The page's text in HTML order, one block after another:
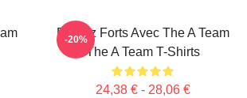
Restez Forts Avec The A Team
The A Team T-Shirts
24,38 € - 28,06 €
-20%